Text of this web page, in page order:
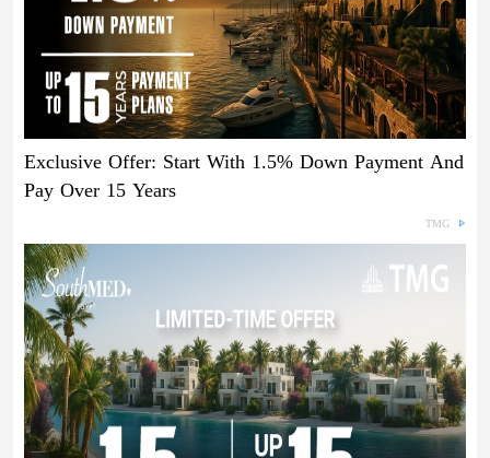
Exclusive Offer: Start With 1.5% Down Payment And
Pay Over 15 Years
TMG